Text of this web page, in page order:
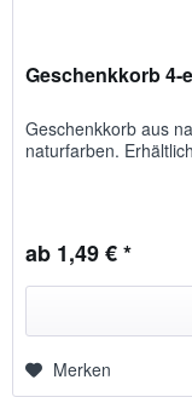
Geschenkkorb 4-
Geschenk­korb aus
natur­farben.
ab 1,49 € *
Merken